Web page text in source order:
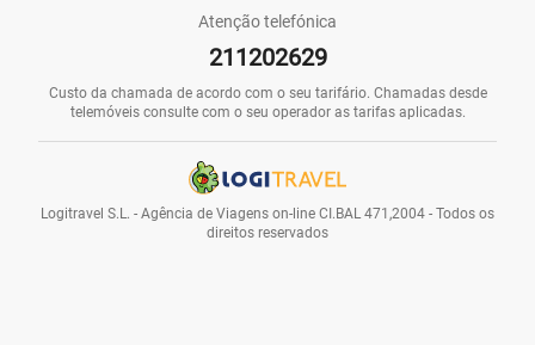
Atenção telefónica
211202629
Custo da chamada de acordo com o seu tarifário. Chamadas desde
telemóveis consulte com o seu operador as tarifas aplicadas.
Logitravel S.L. - Agência de Viagens on-line CI.BAL 471,2004 - Todos os
direitos reservados